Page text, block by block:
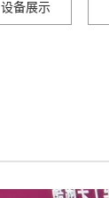
设备展示